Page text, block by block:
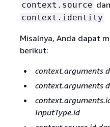
context.source
context.identity
Misalnya, Anda dapat
berikut:
context.arguments
context.arguments
InputType.id